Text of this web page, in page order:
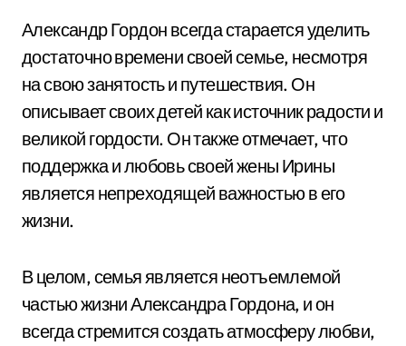
Александр Гордон всегда старается уделить
достаточно времени своей семье, несмотря
на свою занятость и путешествия. Он
описывает своих детей как источник радости и
великой гордости. Он также отмечает, что
поддержка и любовь своей жены Ирины
является непреходящей важностью в его
жизни.
В целом, семья является неотъемлемой
частью жизни Александра Гордона, и он
всегда стремится создать атмосферу любви,